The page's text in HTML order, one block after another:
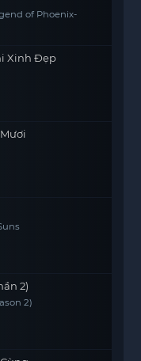
anh hùng
để khám phá
xúc này.
of Phoenix-
Xinh Đẹp
2)
2)